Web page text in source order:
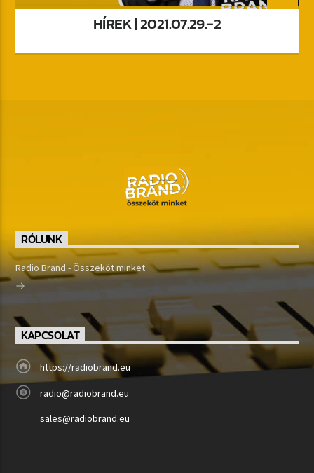
HÍREK | 2021.07.29.-2
RÓLUNK
Radio Brand - Összeköt minket
KAPCSOLAT
https://radiobrand.eu
radio@radiobrand.eu
sales@radiobrand.eu